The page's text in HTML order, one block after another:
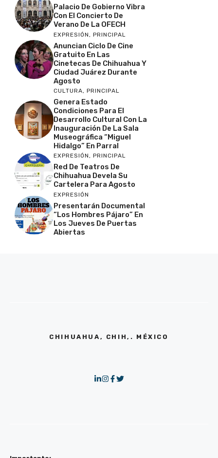
Palacio De Gobierno Vibra
Con El Concierto De
Verano De La OFECH
EXPRESIÓN , PRINCIPAL
Anuncian Ciclo De Cine
Gratuito En Las
Cinetecas De Chihuahua Y
Ciudad Juárez Durante
Agosto
CULTURA, PRINCIPAL
Genera Estado
Condiciones Para El
Desarrollo Cultural Con La
Inauguración De La Sala
Museográfica “Miguel
Hidalgo” En Parral
EXPRESIÓN, PRINCIPAL
Red De Teatros De
Chihuahua Devela Su
Cartelera Para Agosto
EXPRESIÓN
Presentarán Documental
“Los Hombres Pájaro” En
Los Jueves De Puertas
Abiertas
CHIHUAHUA, CHIH,. MÉXICO